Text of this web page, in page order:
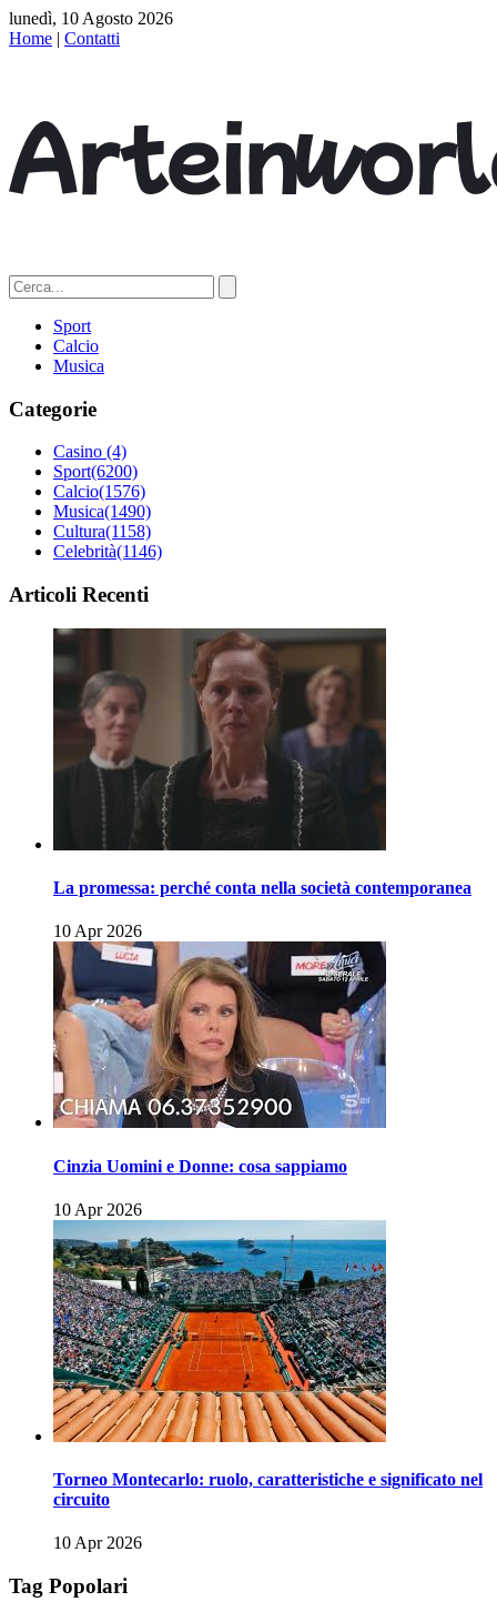
lunedì, 10 Agosto 2026
Home | Contatti
Sport
Calcio
Musica
Categorie
Casino (4)
Sport(6200)
Calcio(1576)
Musica(1490)
Cultura(1158)
Celebrità(1146)
Articoli Recenti
La promessa: perché conta nella società contemporanea
10 Apr 2026
Cinzia Uomini e Donne: cosa sappiamo
10 Apr 2026
Torneo Montecarlo: ruolo, caratteristiche e significato nel
circuito
10 Apr 2026
Tag Popolari